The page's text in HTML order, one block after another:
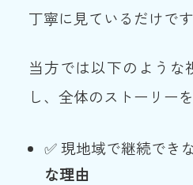
丁寧に見ているだけです
当方では以下のような
し、全体のストーリー
✅ 現地域で継続でき
な理由